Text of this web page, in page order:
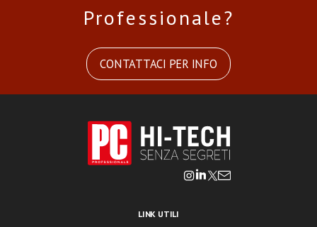
Professionale?
CONTATTACI PER INFO
LINK UTILI